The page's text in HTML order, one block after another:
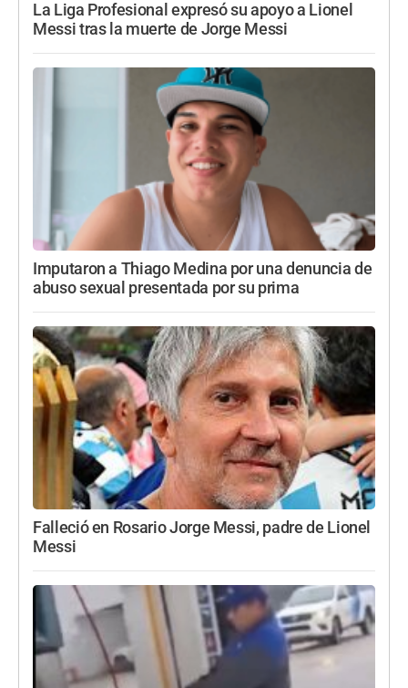
La Liga Profesional expresó su apoyo a Lionel
Messi tras la muerte de Jorge Messi
Imputaron a Thiago Medina por una denuncia de
abuso sexual presentada por su prima
Falleció en Rosario Jorge Messi, padre de Lionel
Messi